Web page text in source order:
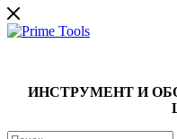
ИНСТРУМЕНТ И